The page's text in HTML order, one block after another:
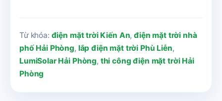
Từ khóa: điện mặt trời Kiến An,điện mặt trời nhà
phố Hải Phòng, lắp điện mặt trời Phù Liễn,
LumiSolar Hải Phòng, thi công điện mặt trời Hải
Phòng